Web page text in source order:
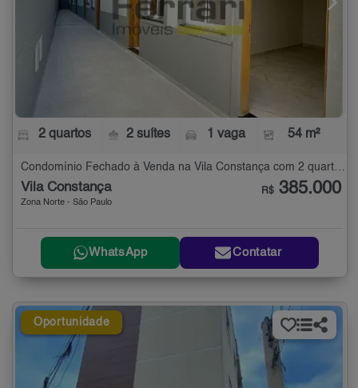
2 quartos 2 suítes 1 vaga 54 m²
Condomínio Fechado à Venda na Vila Constança com 2 quartos - 54 m²
Vila Constança
Zona Norte - São Paulo
R$ 385.000
WhatsApp Contatar
Oportunidade